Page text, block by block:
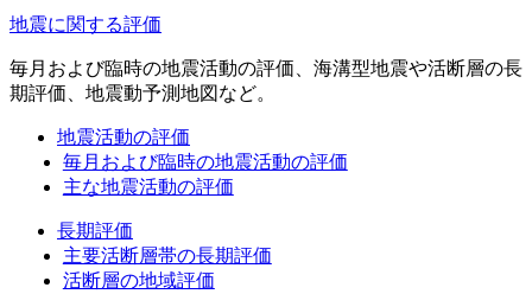
地震に関する評価
毎月および臨時の地震活動の評価、海溝型地震や活断層の長
期評価、地震動予測地図など。
地震活動の評価
毎月および臨時の地震活動の評価
主な地震活動の評価
長期評価
主要活断層帯の長期評価
活断層の地域評価